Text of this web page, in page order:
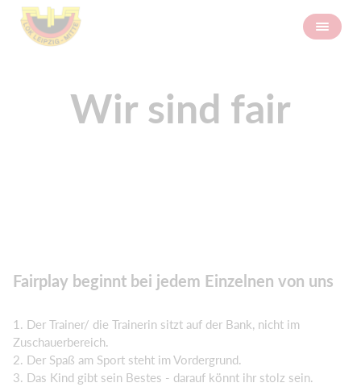
Wir sind fair
Fairplay beginnt bei jedem Einzelnen von uns
1. Der Trainer/ die Trainerin sitzt auf der Bank, nicht im
Zuschauerbereich.
2. Der Spaß am Sport steht im Vordergrund.
3. Das Kind gibt sein Bestes - darauf könnt ihr stolz sein.